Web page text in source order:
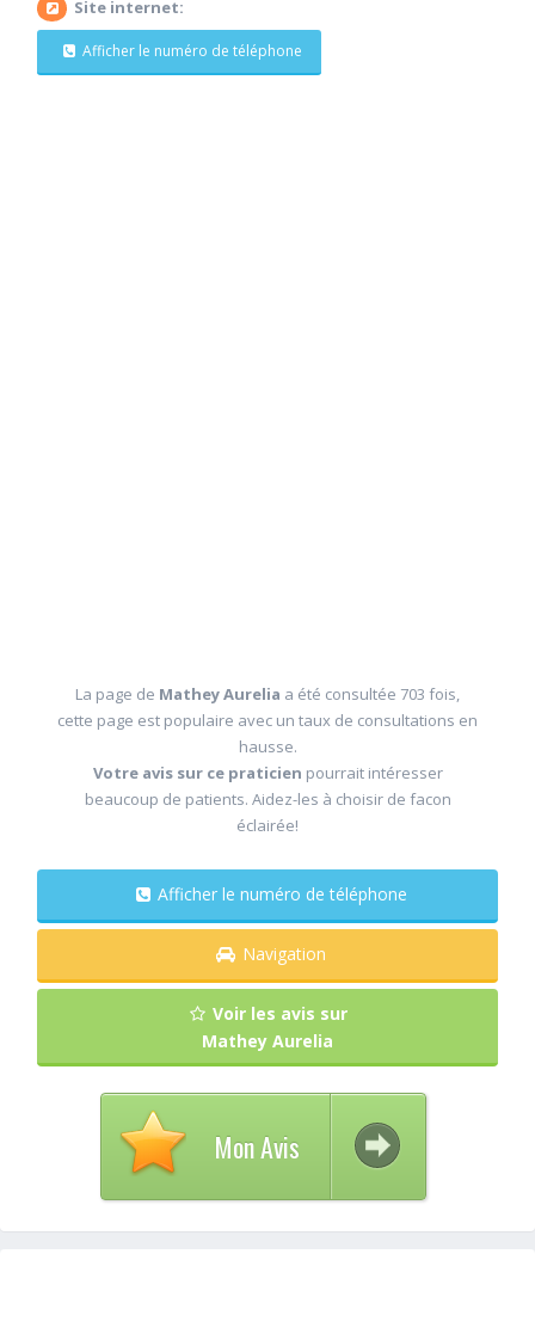
Site internet:
Afficher le numéro de téléphone
La page de Mathey Aurelia a été consultée 703 fois,
cette page est populaire avec un taux de consultations en
hausse.
Votre avis sur ce praticien pourrait intéresser
beaucoup de patients. Aidez-les à choisir de facon
éclairée!
Afficher le numéro de téléphone
Navigation
Voir les avis sur
Mathey Aurelia
Mon Avis